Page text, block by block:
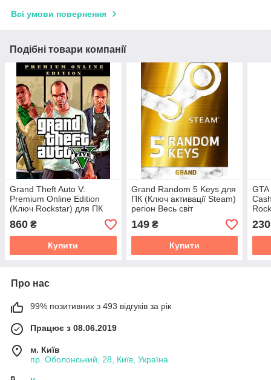
Всі умови повернення
Подібні товари компанії
Grand Theft Auto V:
Premium Online Edition
(Ключ Rockstar) для ПК
860 ₴
Купити
Grand Random 5 Keys для
ПК (Ключ активації Steam)
регіон Весь світ
149₴
Купити
230
Про нас
99% позитивних з 493 відгуків за рік
Працює з 08.06.2019
м. Київ
пр. Оболонський, 28, Київ, Україна